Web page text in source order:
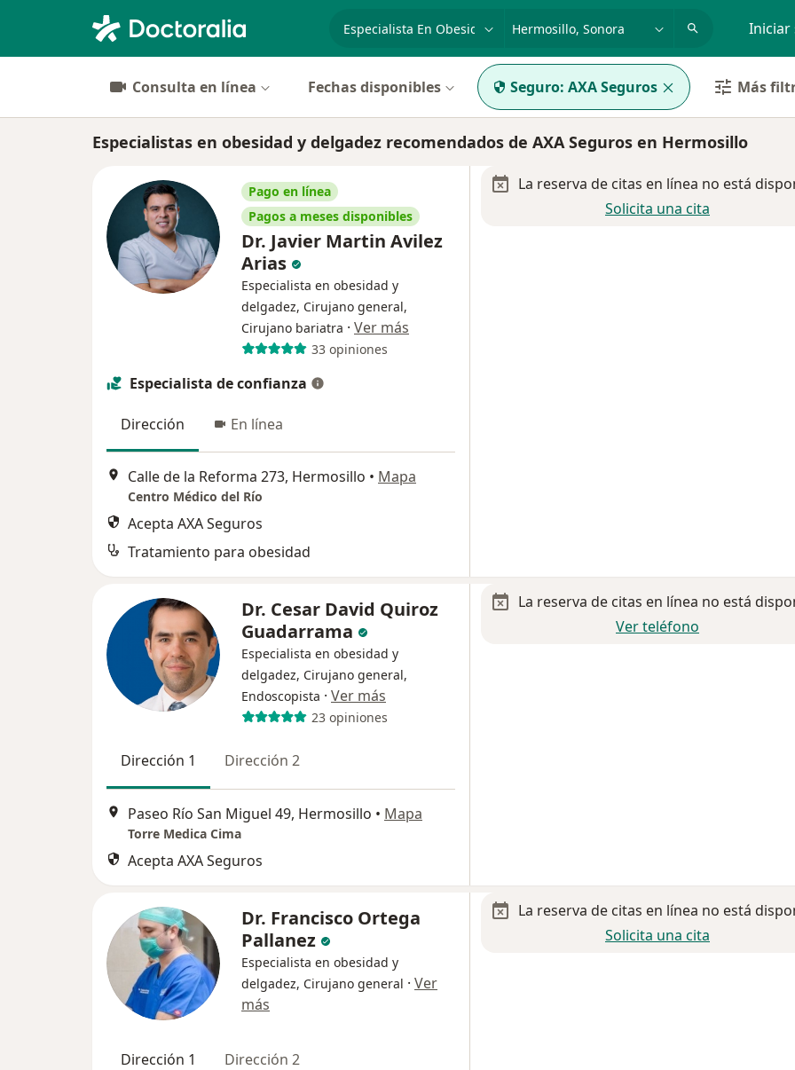
Iniciar
Consulta en línea Fechas disponibles Seguro: AXA Seguros Más
Especialistas en obesidad y delgadez recomendados de AXA Seguros en Hermosillo
Pago en línea
Pagos a meses disponibles
Dr. Javier Martin Avilez
Arias
Especialista en obesidad y
delgadez, Cirujano general,
Cirujano bariatra · Ver más
33 opiniones
Especialista de confianza
Dirección En línea
Calle de la Reforma 273, Hermosillo • Mapa
Centro Médico del Río
Acepta AXA Seguros
Tratamiento para obesidad
La reserva de citas en línea no está
Solicita una cita
Dr. Cesar David Quiroz
Guadarrama
Especialista en obesidad y
delgadez, Cirujano general,
Endoscopista · Ver más
23 opiniones
Dirección 1 Dirección 2
Paseo Río San Miguel 49, Hermosillo • Mapa
Torre Medica Cima
Acepta AXA Seguros
La reserva de citas en línea no está
Ver teléfono
Dr. Francisco Ortega
Pallanez
Especialista en obesidad y
delgadez, Cirujano general · Ver
más
Dirección 1 Dirección 2
La reserva de citas en línea no está
Solicita una cita